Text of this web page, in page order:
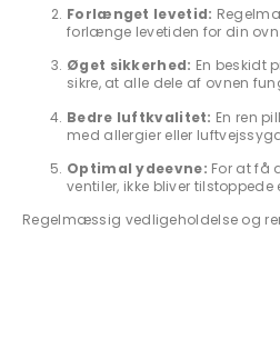
Forlænget levetid:
forlænge levetiden for din
Øget sikkerhed: En beskidt
sikre, at alle dele af ovnen
Bedre luftkvalitet: En ren
med allergier eller
Optimal ydeevne: For at få
ventiler, ikke bliver
Regelmæssig vedligeholdelse og